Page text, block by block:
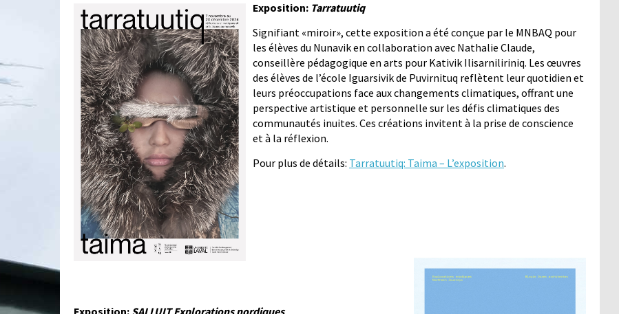
Exposition: Tarratuutiq
Signifiant «miroir», cette exposition a été conçue par le MNBAQ pour
les élèves du Nunavik en collaboration avec Nathalie Claude,
conseillère pédagogique en arts pour Kativik Ilisarniliriniq. Les œuvres
des élèves de l’école Iguarsivik de Puvirnituq reflètent leur quotidien et
leurs préoccupations face aux changements climatiques, offrant une
perspective artistique et personnelle sur les défis climatiques des
communautés inuites. Ces créations invitent à la prise de conscience
et à la réflexion.
Pour plus de détails: Tarratuutiq: Taima – L’exposition.